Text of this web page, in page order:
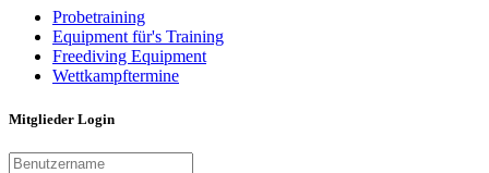
Probetraining
Equipment für's Training
Freediving Equipment
Wettkampftermine
Mitglieder Login